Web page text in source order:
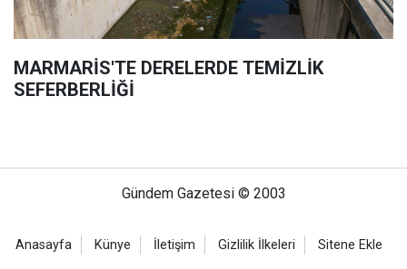
MARMARİS'TE DERELERDE TEMİZLİK
SEFERBERLİĞİ
Gündem Gazetesi © 2003
Anasayfa Künye İletişim Gizlilik İlkeleri Sitene Ekle